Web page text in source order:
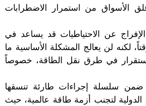
الأسواق من استمرار الاضطرابات
عن الاحتياطيات قد يساعد في
لكنه لن يعالج المشكلة الأساسية ما
في طرق نقل الطاقة، خصوصاً
ضمن سلسلة إجراءات طارئة تنسقها
الدولية لتجنب أزمة طاقة عالمية، حيث